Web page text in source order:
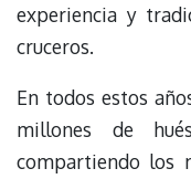
experiencia y
cruceros.
En todos estos
millones de
compartiendo los